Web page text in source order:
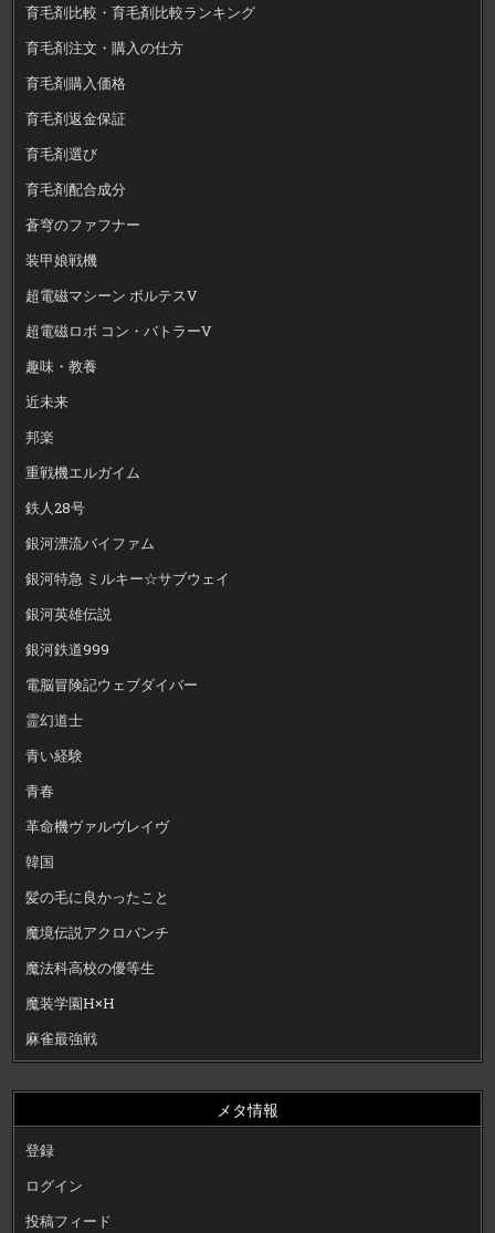
育毛剤比較・育毛剤比較ランキング
育毛剤注文・購入の仕方
育毛剤購入価格
育毛剤返金保証
育毛剤選び
育毛剤配合成分
蒼穹のファフナー
装甲娘戦機
超電磁マシーン ボルテスV
超電磁ロボ コン・バトラーV
趣味・教養
近未来
邦楽
重戦機エルガイム
鉄人28号
銀河漂流バイファム
銀河特急 ミルキー☆サブウェイ
銀河英雄伝説
銀河鉄道999
電脳冒険記ウェブダイバー
霊幻道士
青い経験
青春
革命機ヴァルヴレイヴ
韓国
髪の毛に良かったこと
魔境伝説アクロバンチ
魔法科高校の優等生
魔装学園H×H
麻雀最強戦
メタ情報
登録
ログイン
投稿フィード